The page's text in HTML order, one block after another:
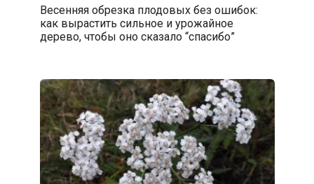
Весенняя обрезка плодовых без ошибок:
как вырастить сильное и урожайное
дерево, чтобы оно сказало “спасибо”